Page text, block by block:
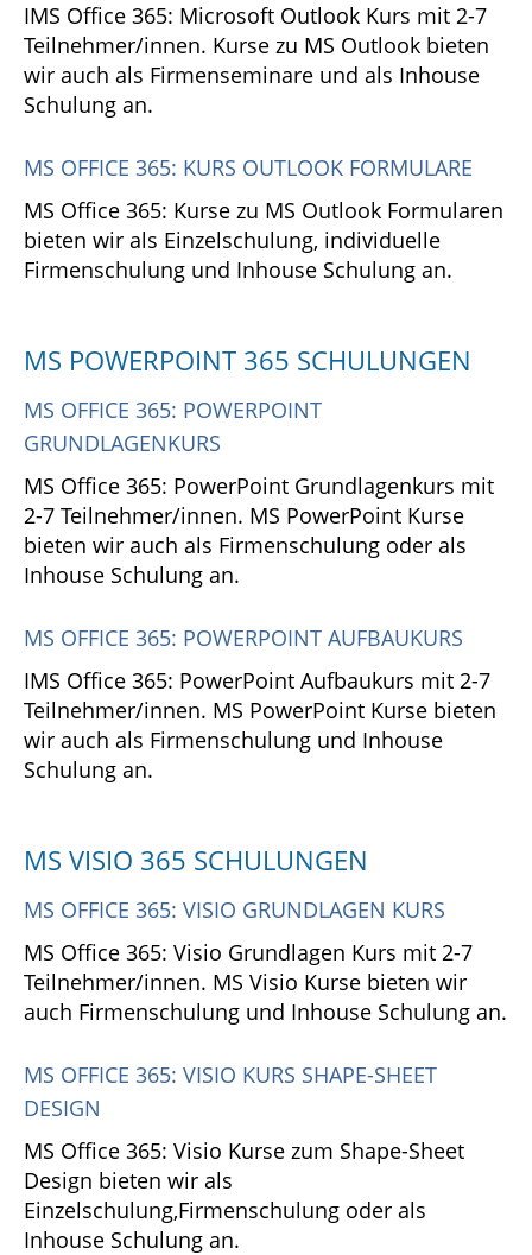
IMS Office 365: Microsoft Outlook Kurs mit 2-7
Teilnehmer/innen. Kurse zu MS Outlook bieten
wir auch als Firmenseminare und als Inhouse
Schulung an.
MS OFFICE 365: KURS OUTLOOK FORMULARE
MS Office 365: Kurse zu MS Outlook Formularen
bieten wir als Einzelschulung, individuelle
Firmenschulung und Inhouse Schulung an.
MS POWERPOINT 365 SCHULUNGEN
MS OFFICE 365: POWERPOINT
GRUNDLAGENKURS
MS Office 365: PowerPoint Grundlagenkurs mit
2-7 Teilnehmer/innen. MS PowerPoint Kurse
bieten wir auch als Firmenschulung oder als
Inhouse Schulung an.
MS OFFICE 365: POWERPOINT AUFBAUKURS
IMS Office 365: PowerPoint Aufbaukurs mit 2-7
Teilnehmer/innen. MS PowerPoint Kurse bieten
wir auch als Firmenschulung und Inhouse
Schulung an.
MS VISIO 365 SCHULUNGEN
MS OFFICE 365: VISIO GRUNDLAGEN KURS
MS Office 365: Visio Grundlagen Kurs mit 2-7
Teilnehmer/innen. MS Visio Kurse bieten wir
auch Firmenschulung und Inhouse Schulung an.
MS OFFICE 365: VISIO KURS SHAPE-SHEET
DESIGN
MS Office 365: Visio Kurse zum Shape-Sheet
Design bieten wir als
Einzelschulung,Firmenschulung oder als
Inhouse Schulung an.